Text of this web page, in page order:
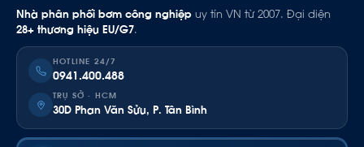
Nhà phân phối bơm công nghiệp uy tín VN từ 2007. Đại diện
28+ thương hiệu EU/G7.
HOTLINE 24/7
0941.400.488
TRỤ SỞ · HCM
30D Phan Văn Sửu, P. Tân Bình